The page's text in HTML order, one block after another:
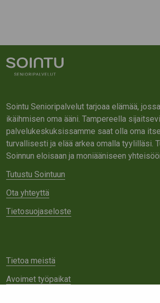
Sointu Senioripalvelut tarjoaa elämää,
ikäihmisen oma ääni. Tampereella
palvelukeskuksissamme saat olla oma
turvallisesti ja elää arkea omalla tyylilläsi.
Soinnun eloisaan ja moniääniseen
Tutustu Sointuun
Ota yhteyttä
Tietosuojaseloste
Tietoa meistä
Avoimet työpaikat